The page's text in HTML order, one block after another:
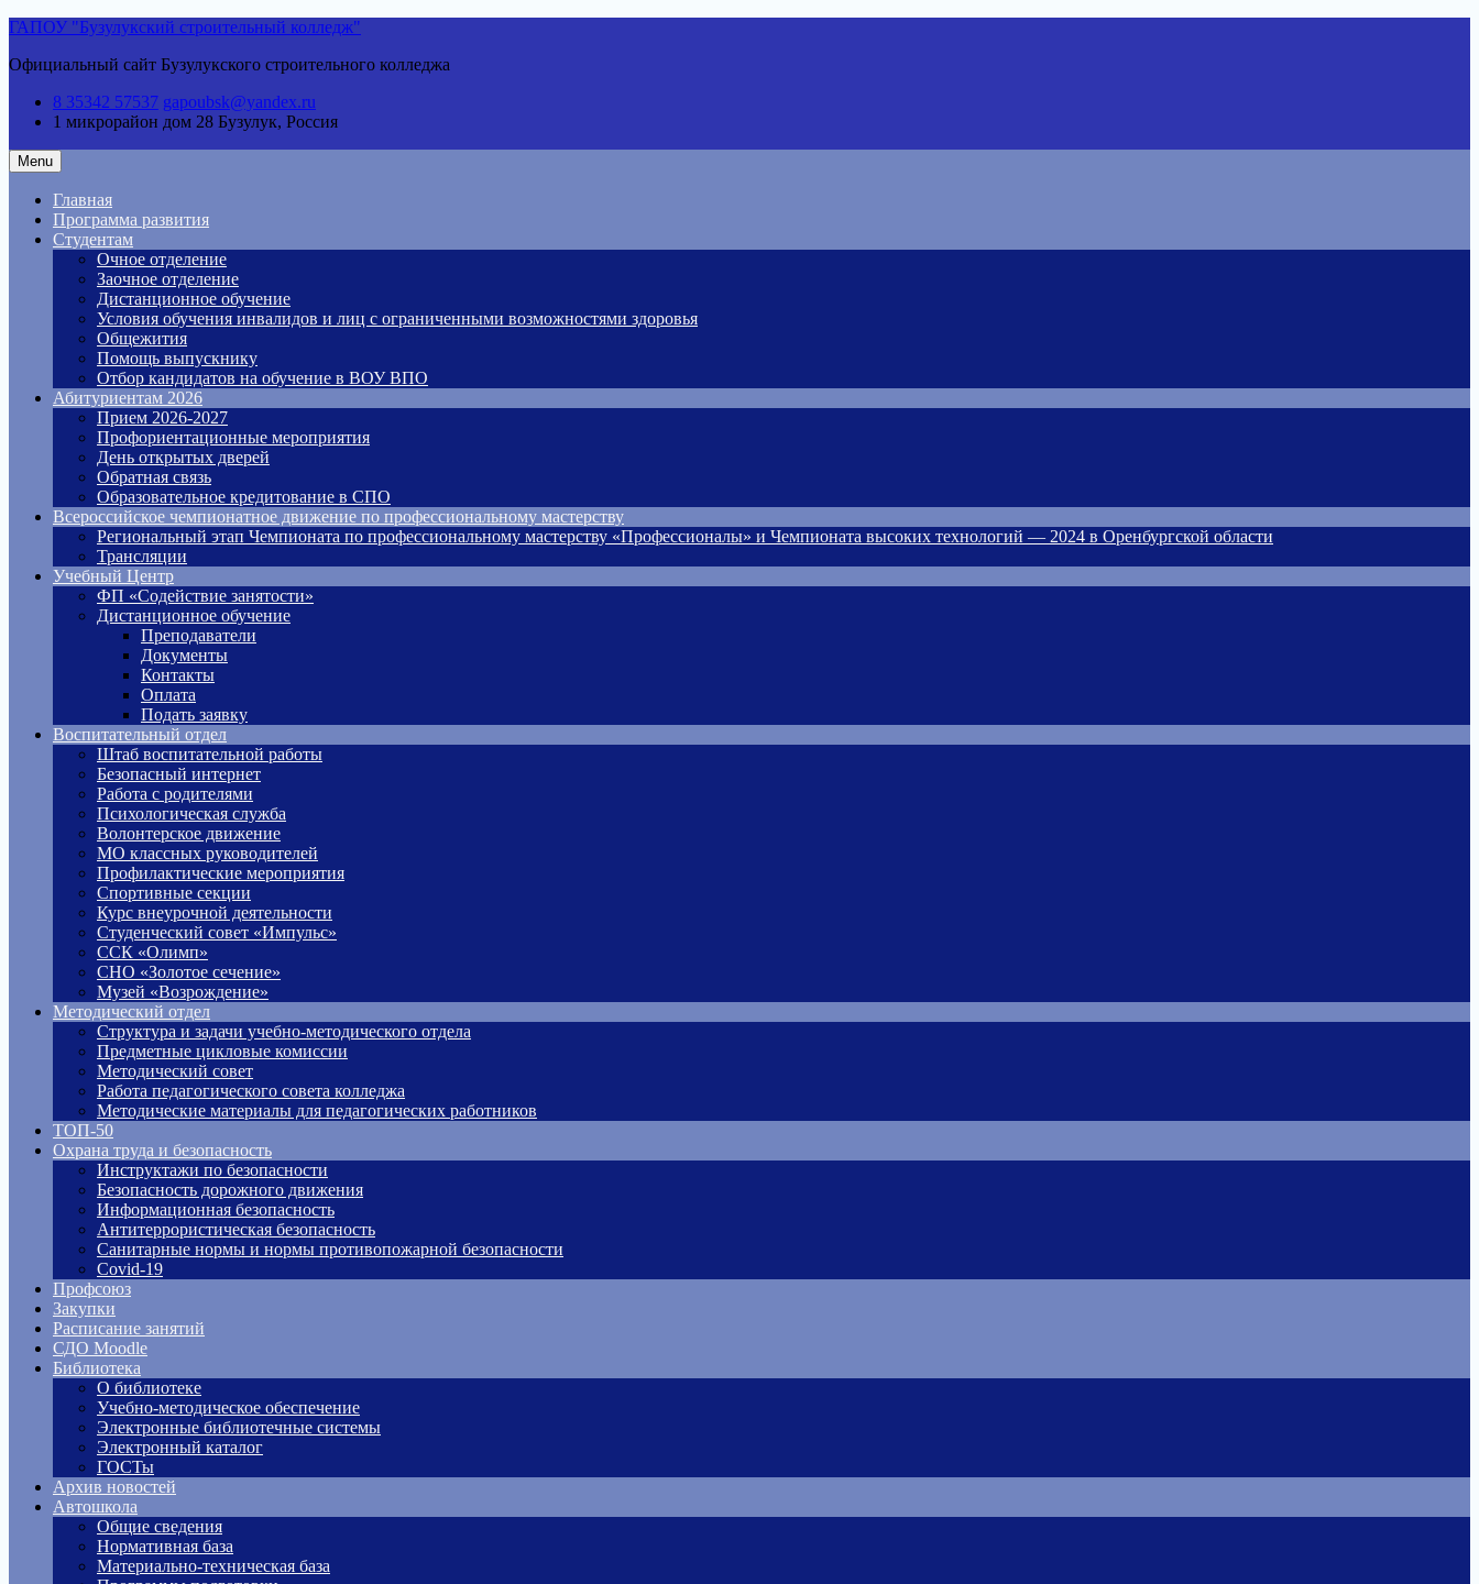
Skip
content
ГАПОУ "Бузулукский строительный колледж"
Официальный сайт Бузулукского строительного колледжа
8 35342 57537 gapoubsk@yandex.ru
1 микрорайон дом 28 Бузулук, Россия
Menu
Главная
Программа развития
Студентам
Очное отделение
Заочное отделение
Дистанционное обучение
Условия обучения инвалидов и лиц с ограниченными возможностями здоровья
Общежития
Помощь выпускнику
Отбор кандидатов на обучение в ВОУ ВПО
Абитуриентам 2026
Прием 2026-2027
Профориентационные мероприятия
День открытых дверей
Обратная связь
Образовательное кредитование в СПО
Всероссийское чемпионатное движение по профессиональному мастерству
Региональный этап Чемпионата по профессиональному мастерству «Профессионалы» и Чемпионата высоких технологий — 2024 в Оренбургской области
Трансляции
Учебный Центр
ФП «Содействие занятости»
Дистанционное обучение
Преподаватели
Документы
Контакты
Оплата
Подать заявку
Воспитательный отдел
Штаб воспитательной работы
Безопасный интернет
Работа с родителями
Психологическая служба
Волонтерское движение
МО классных руководителей
Профилактические мероприятия
Спортивные секции
Курс внеурочной деятельности
Студенческий совет «Импульс»
ССК «Олимп»
СНО «Золотое сечение»
Музей «Возрождение»
Методический отдел
Структура и задачи учебно-методического отдела
Предметные цикловые комиссии
Методический совет
Работа педагогического совета колледжа
Методические материалы для педагогических работников
ТОП-50
Охрана труда и безопасность
Инструктажи по безопасности
Безопасность дорожного движения
Информационная безопасность
Антитеррористическая безопасность
Санитарные нормы и нормы противопожарной безопасности
Covid-19
Профсоюз
Закупки
Расписание занятий
СДО Moodle
Библиотека
О библиотеке
Учебно-методическое обеспечение
Электронные библиотечные системы
Электронный каталог
ГОСТы
Архив новостей
Автошкола
Общие сведения
Нормативная база
Материально-техническая база